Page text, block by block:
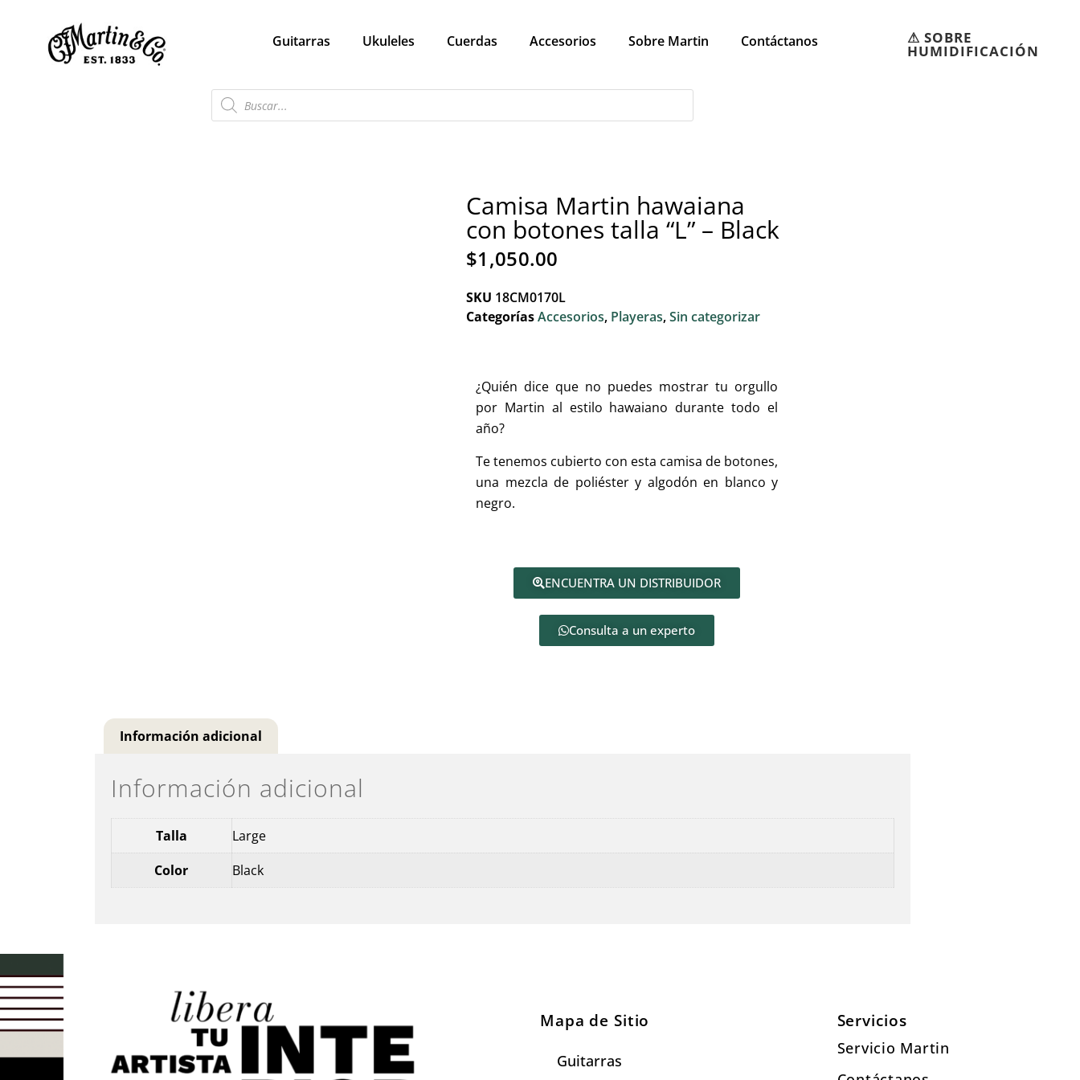
Guitarras Ukuleles Cuerdas Accesorios Sobre Martin Contáctanos ⚠︎ SOBRE
HUMIDIFICACIÓN
Camisa Martin hawaiana
con botones talla “L” – Black
$1,050.00
SKU 18CM0170L
CategoríasAccesorios, Playeras,Sin categorizar
¿Quién dice que no puedes mostrar tu orgullo
por Martin al estilo hawaiano durante todo el
año?
Te tenemos cubierto con esta camisa de botones,
una mezcla de poliéster y algodón en blanco y
negro.
ENCUENTRA UN DISTRIBUIDOR
Consulta a un experto
Información adicional
Información adicional
Talla
Large
Color
Black
Mapa de Sitio
Guitarras
Servicios
Servicio Martin